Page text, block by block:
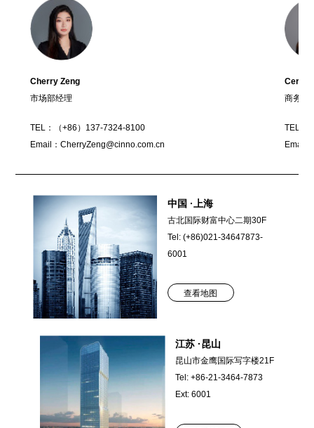
Cherry Zeng
市场部经理
TEL：（+86）137-7324-8100
Email：CherryZeng@cinno.com.cn
Ceres
商务总
TEL：
Email
中国 ·上海
古北国际财富中心二期30F
Tel: (+86)021-34647873-
6001
查看地图
江苏 ·昆山
昆山市金鹰国际写字楼21F
Tel: +86-21-3464-7873
Ext: 6001